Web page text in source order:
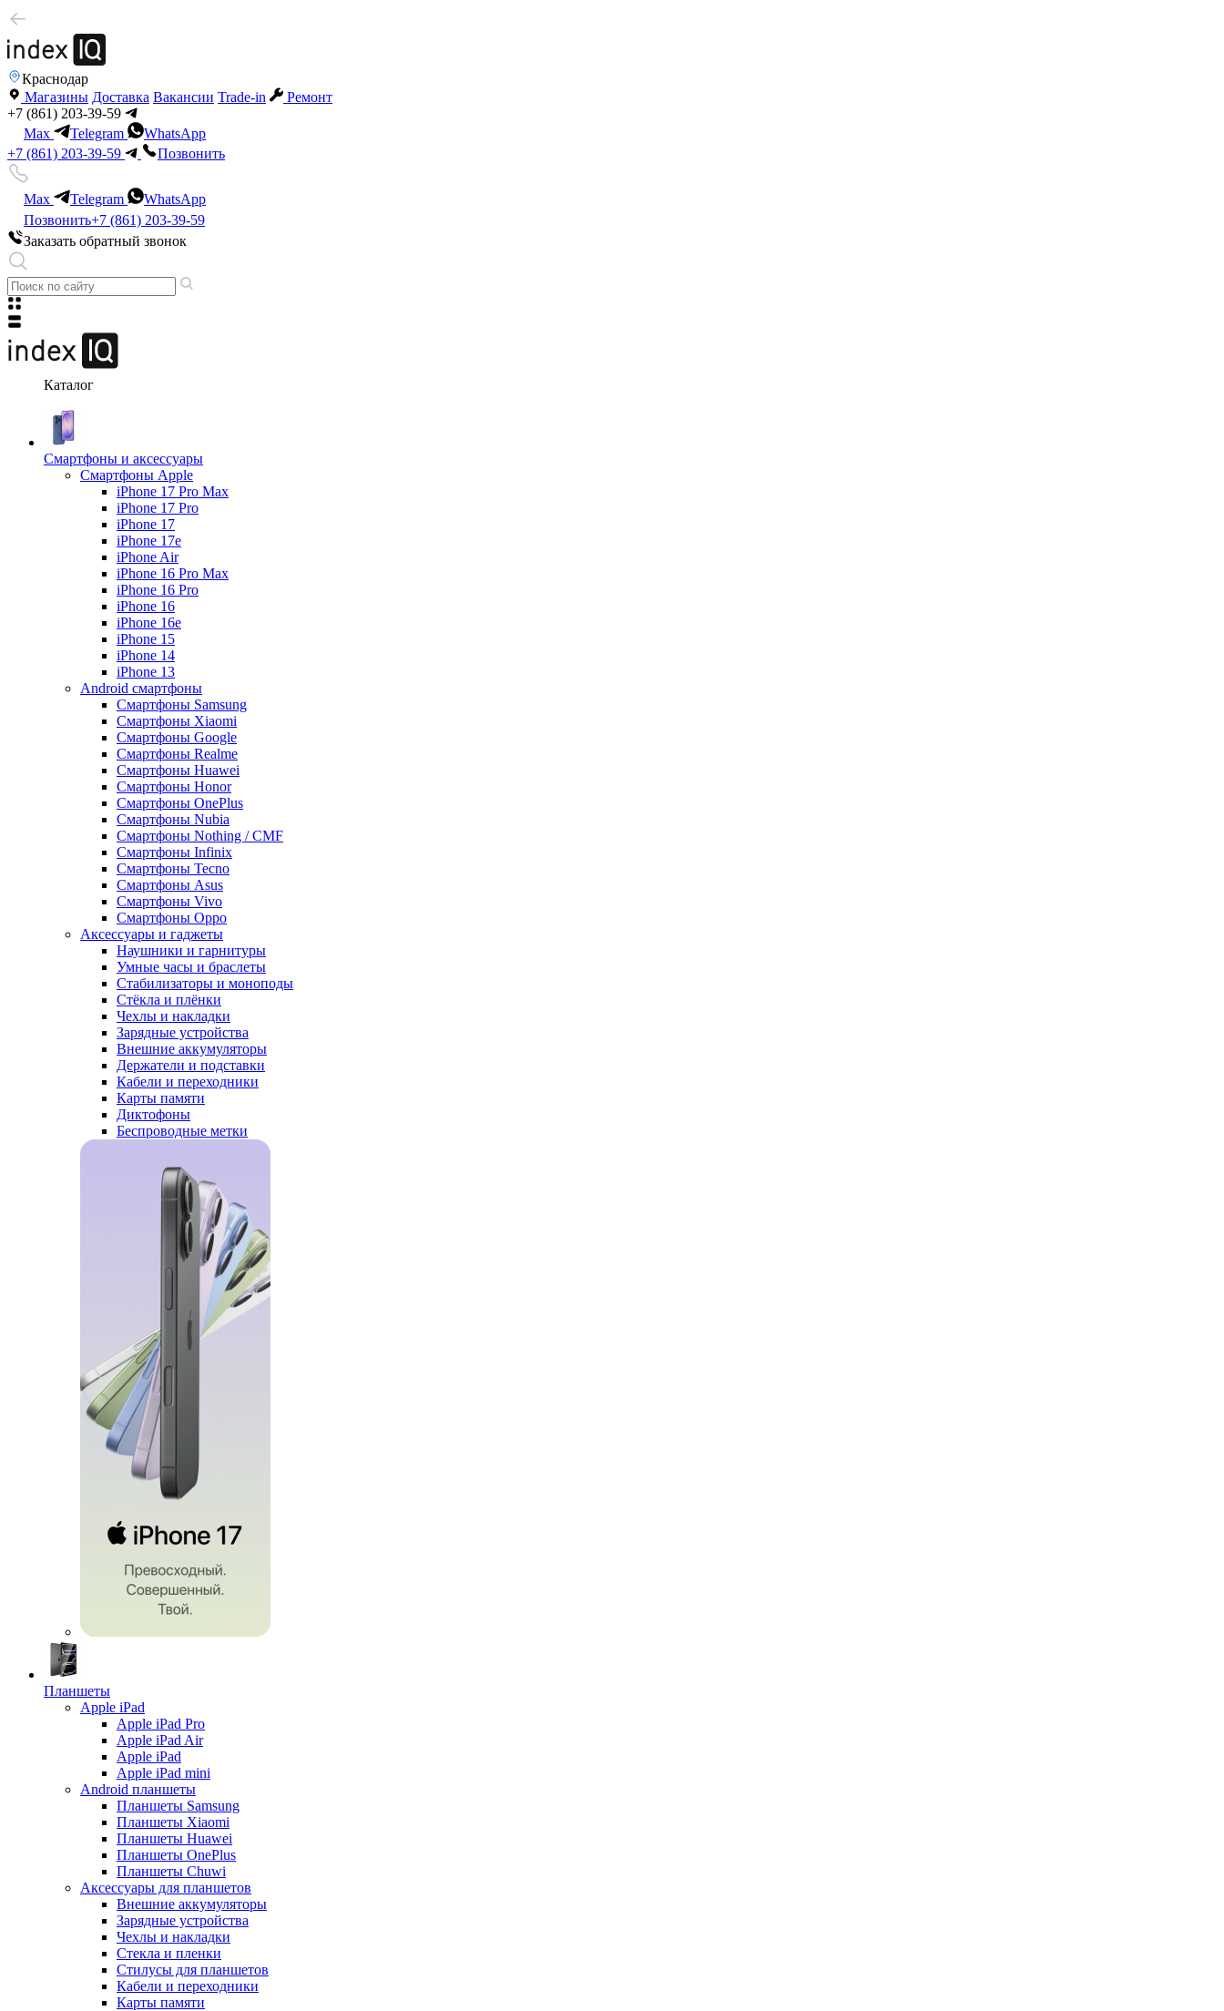
Краснодар
Магазины Доставка Вакансии Trade-in
Ремонт
+7 (861) 203-39-59
Max
Telegram
WhatsApp
+7 (861) 203-39-59
Позвонить
Max Telegram
WhatsApp
Позвонить+7 (861) 203-39-59
Заказать обратный звонок
Каталог
Смартфоны и аксессуары
Смартфоны Apple
iPhone 17 Pro Max
iPhone 17 Pro
iPhone 17
iPhone 17e
iPhone Air
iPhone 16 Pro Max
iPhone 16 Pro
iPhone 16
iPhone 16e
iPhone 15
iPhone 14
iPhone 13
Android cмартфоны
Смартфоны Samsung
Смартфоны Xiaomi
Смартфоны Google
Смартфоны Realme
Смартфоны Huawei
Смартфоны Honor
Смартфоны OnePlus
Смартфоны Nubia
Смартфоны Nothing / CMF
Смартфоны Infinix
Смартфоны Tecno
Смартфоны Asus
Смартфоны Vivo
Смартфоны Oppo
Аксессуары и гаджеты
Наушники и гарнитуры
Умные часы и браслеты
Стабилизаторы и моноподы
Стёкла и плёнки
Чехлы и накладки
Зарядные устройства
Внешние аккумуляторы
Держатели и подставки
Кабели и переходники
Карты памяти
Диктофоны
Беспроводные метки
Планшеты
Apple iPad
Apple iPad Pro
Apple iPad Air
Apple iPad
Apple iPad mini
Android планшеты
Планшеты Samsung
Планшеты Xiaomi
Планшеты Huawei
Планшеты OnePlus
Планшеты Chuwi
Аксессуары для планшетов
Внешние аккумуляторы
Зарядные устройства
Чехлы и накладки
Стекла и пленки
Стилусы для планшетов
Кабели и переходники
Карты памяти